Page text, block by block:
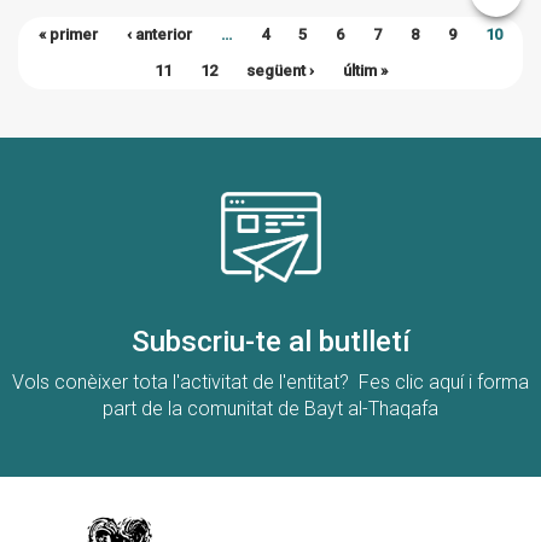
« primer ‹ anterior … 4 5 6 7 8 9
10
11
12 següent › últim »
Subscriu-te al butlletí
Vols conèixer tota l'activitat de l'entitat? Fes clic aquí i forma
part de la comunitat de Bayt al-Thaqafa